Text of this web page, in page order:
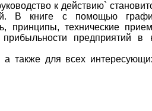
к действию`
В книге с помощью
принципы, технические
предприятий в
а также для всех